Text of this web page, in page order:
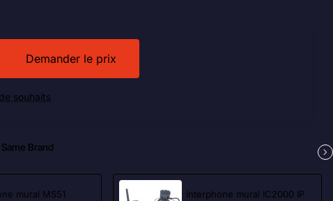
Demander le prix
souhaits
Same Brand
mural MS51 Interphone mural IC2000 IP